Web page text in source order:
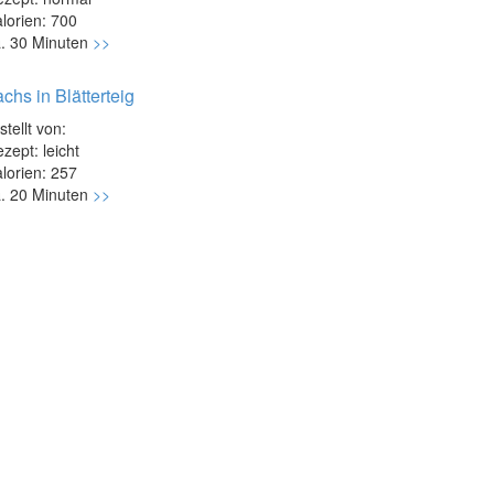
700
30 Minuten >>
in Blätterteig
von:
leicht
257
20 Minuten >>